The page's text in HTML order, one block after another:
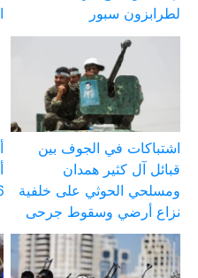
لطرابزون سبور
اشتباكات في الجوف بين
قبائل آل كثير همدان
ومسلحي الحوثي على خلفية
نزاع أرضي وسقوط جرحى